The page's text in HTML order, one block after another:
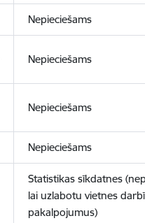
Nepieciešams
Nepieciešams
Nepieciešams
Nepieciešams
Statistikas sīkdatnes
lai uzlabotu vietnes
pakalpojumus)